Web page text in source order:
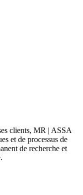
clients, MR | ASSA
et de processus de
de recherche et